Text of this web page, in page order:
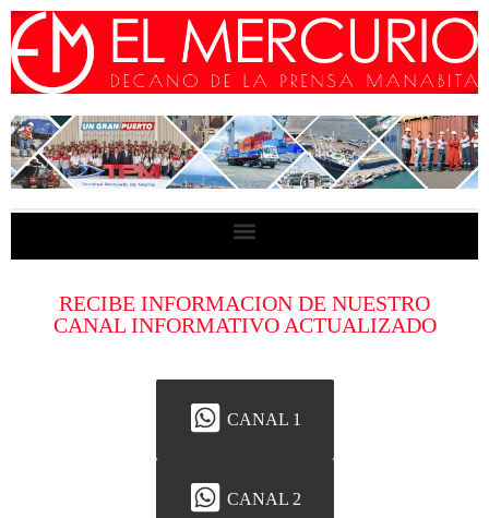
RECIBE INFORMACION DE NUESTRO
CANAL INFORMATIVO ACTUALIZADO
CANAL 1
CANAL 2